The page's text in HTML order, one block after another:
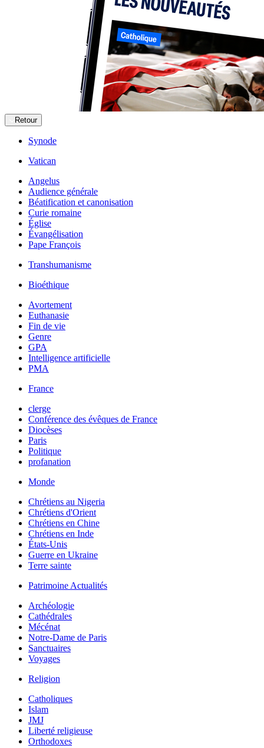
Retour
Synode
Vatican
Angelus
Audience générale
Béatification et canonisation
Curie romaine
Église
Évangélisation
Pape François
Transhumanisme
Bioéthique
Avortement
Euthanasie
Fin de vie
Genre
GPA
Intelligence artificielle
PMA
France
clerge
Conférence des évêques de France
Diocèses
Paris
Politique
profanation
Monde
Chrétiens au Nigeria
Chrétiens d'Orient
Chrétiens en Chine
Chrétiens en Inde
États-Unis
Guerre en Ukraine
Terre sainte
Patrimoine Actualités
Archéologie
Cathédrales
Mécénat
Notre-Dame de Paris
Sanctuaires
Voyages
Religion
Catholiques
Islam
JMJ
Liberté religieuse
Orthodoxes